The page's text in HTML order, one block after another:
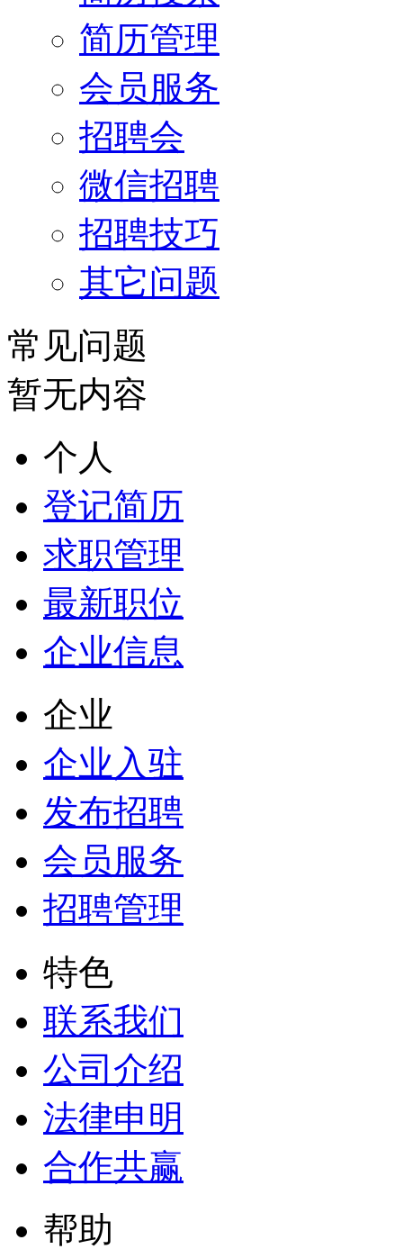
简历管理
会员服务
招聘会
微信招聘
招聘技巧
其它问题
常见问题
暂无内容
个人
登记简历
求职管理
最新职位
企业信息
企业
企业入驻
发布招聘
会员服务
招聘管理
特色
联系我们
公司介绍
法律申明
合作共赢
帮助